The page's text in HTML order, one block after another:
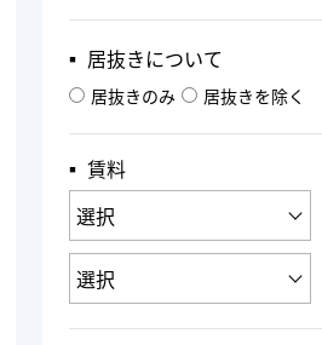
▪︎ 居抜きについて
居抜きのみ 居抜きを除く
▪︎ 賃料